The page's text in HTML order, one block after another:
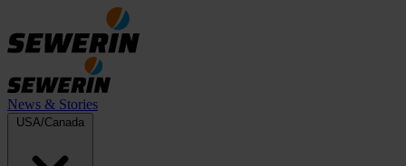
News & Stories
USA/Canada